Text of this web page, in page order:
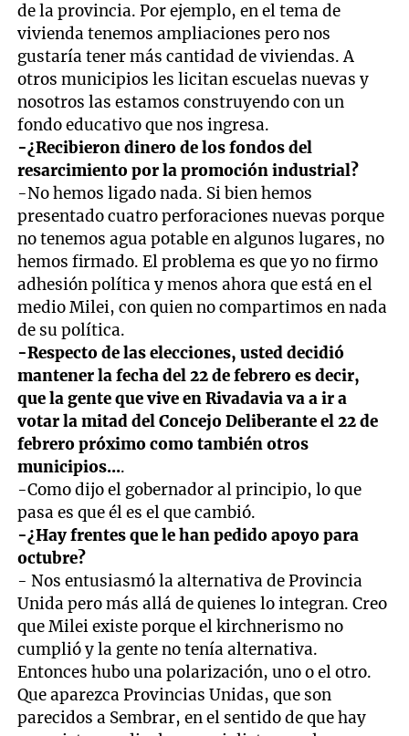
de la provincia. Por ejemplo, en el tema de
vivienda tenemos ampliaciones pero nos
gustaría tener más cantidad de viviendas. A
otros municipios les licitan escuelas nuevas y
nosotros las estamos construyendo con un
fondo educativo que nos ingresa.
-¿Recibieron dinero de los fondos del
resarcimiento por la promoción industrial?
-No hemos ligado nada. Si bien hemos
presentado cuatro perforaciones nuevas porque
no tenemos agua potable en algunos lugares, no
hemos firmado. El problema es que yo no firmo
adhesión política y menos ahora que está en el
medio Milei, con quien no compartimos en nada
de su política.
-Respecto de las elecciones, usted decidió
mantener la fecha del 22 de febrero es decir,
que la gente que vive en Rivadavia va a ir a
votar la mitad del Concejo Deliberante el 22 de
febrero próximo como también otros
municipios....
-Como dijo el gobernador al principio, lo que
pasa es que él es el que cambió.
-¿Hay frentes que le han pedido apoyo para
octubre?
- Nos entusiasmó la alternativa de Provincia
Unida pero más allá de quienes lo integran. Creo
que Milei existe porque el kirchnerismo no
cumplió y la gente no tenía alternativa.
Entonces hubo una polarización, uno o el otro.
Que aparezca Provincias Unidas, que son
parecidos a Sembrar, en el sentido de que hay